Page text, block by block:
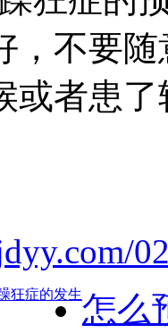
，不要
或者患
狂症的发生怎么